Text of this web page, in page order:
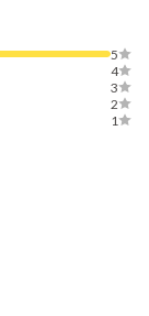
5
4
3
2
1